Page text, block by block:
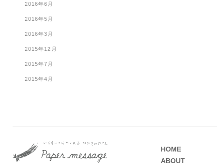
2016年6月
2016年5月
2016年3月
2015年12月
2015年7月
2015年4月
HOME
ABOUT